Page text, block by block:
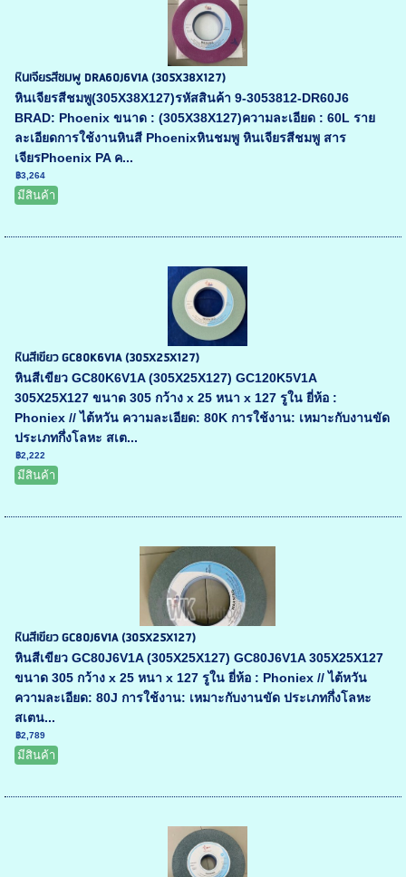
หินเจียรสีชมพู DRA60J6V1A (305X38X127)
หินเจียรสีชมพู(305X38X127)รหัสสินค้า 9-3053812-DR60J6
BRAD: Phoenix ขนาด : (305X38X127)ความละเอียด : 60L ราย
ละเอียดการใช้งานหินสี Phoenixหินชมพู หินเจียรสีชมพู สาร
เจียรPhoenix PA ค...
฿3,264
มีสินค้า
หินสีเขียว GC80K6V1A (305X25X127)
หินสีเขียว GC80K6V1A (305X25X127) GC120K5V1A
305X25X127 ขนาด 305 กว้าง x 25 หนา x 127 รูใน ยี่ห้อ :
Phoniex // ไต้หวัน ความละเอียด: 80K การใช้งาน: เหมาะกับงานขัด
ประเภทกึ่งโลหะ สเต...
฿2,222
มีสินค้า
หินสีเขียว GC80J6V1A (305X25X127)
หินสีเขียว GC80J6V1A (305X25X127) GC80J6V1A 305X25X127
ขนาด 305 กว้าง x 25 หนา x 127 รูใน ยี่ห้อ : Phoniex // ไต้หวัน
ความละเอียด: 80J การใช้งาน: เหมาะกับงานขัด ประเภทกึ่งโลหะ
สเตน...
฿2,789
มีสินค้า